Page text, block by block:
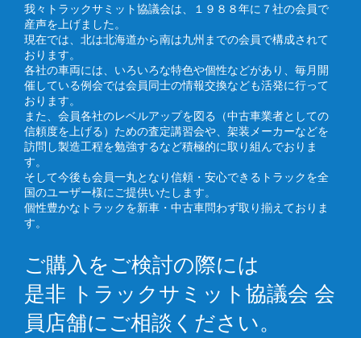
我々トラックサミット協議会は、１９８８年に７社の会員で
産声を上げました。
現在では、北は北海道から南は九州までの会員で構成されて
おります。
各社の車両には、いろいろな特色や個性などがあり、毎月開
催している例会では会員同士の情報交換なども活発に行って
おります。
また、会員各社のレベルアップを図る（中古車業者としての
信頼度を上げる）ための査定講習会や、架装メーカーなどを
訪問し製造工程を勉強するなど積極的に取り組んでおりま
す。
そして今後も会員一丸となり信頼・安心できるトラックを全
国のユーザー様にご提供いたします。
個性豊かなトラックを新車・中古車問わず取り揃えておりま
す。
ご購入をご検討の際には
是非 トラックサミット協議会 会
員店舗にご相談ください。